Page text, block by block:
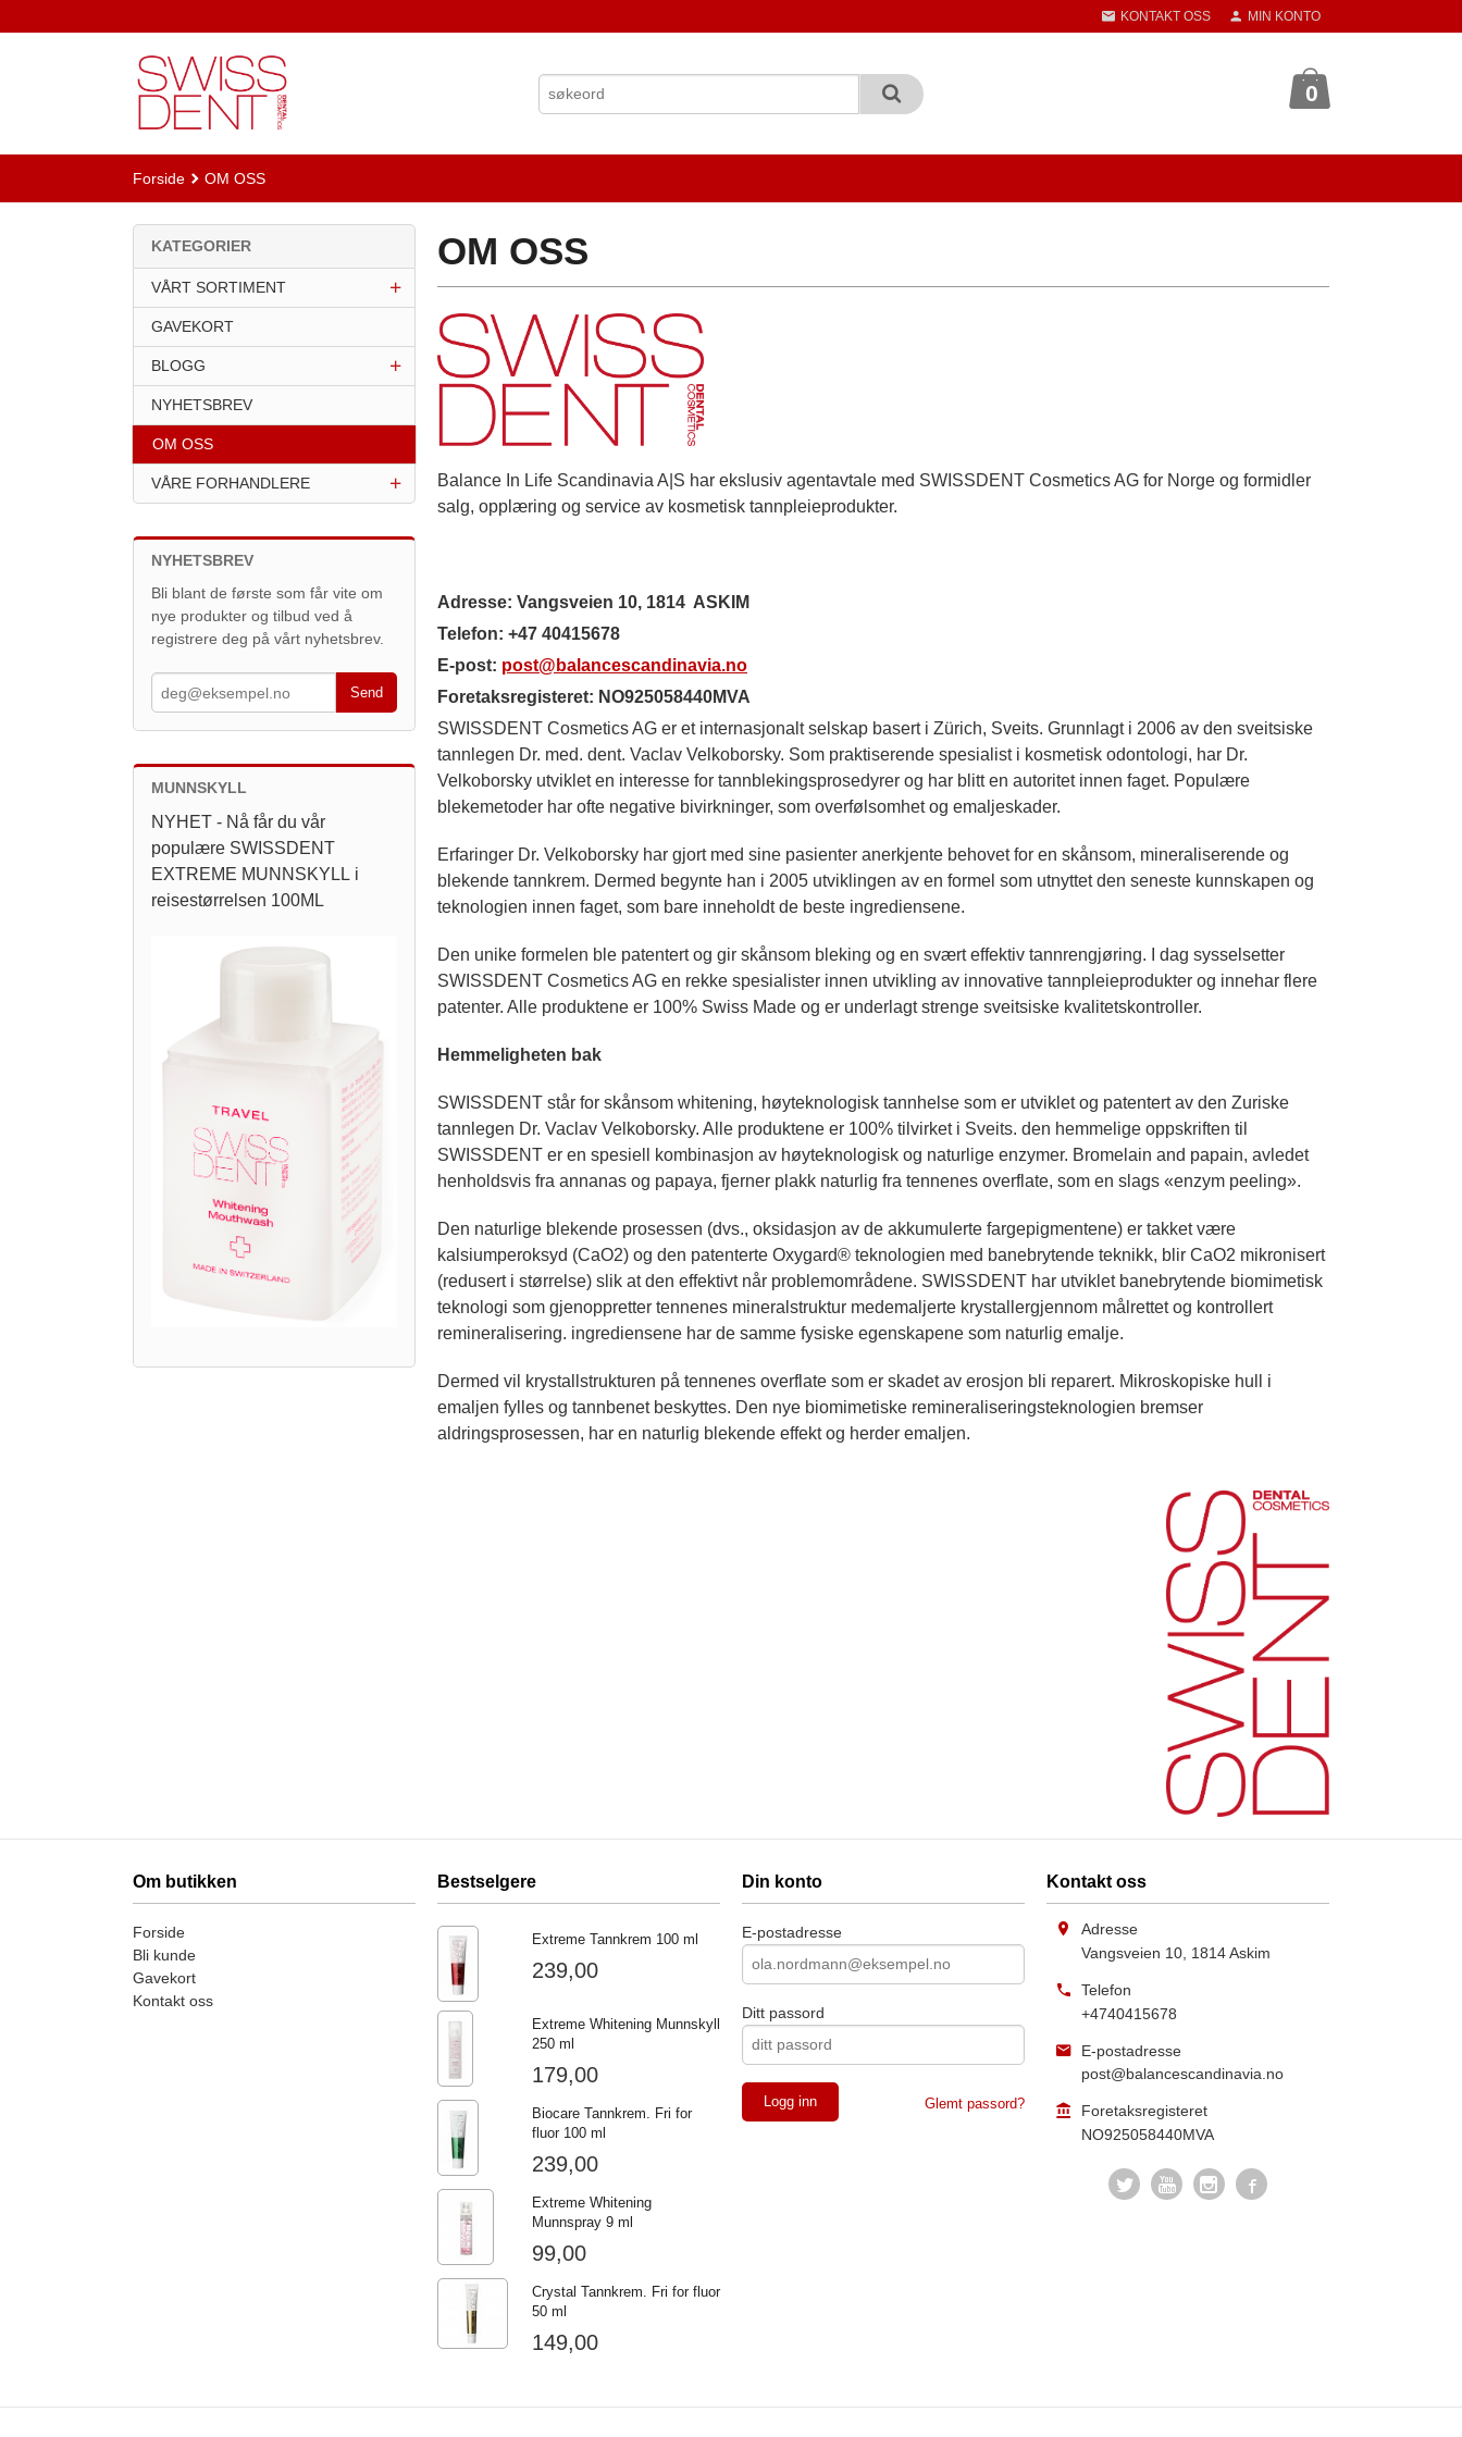
til
KONTAKT OSS MIN KONTO
0
Forside OM OSS
OM OSS
Balance In Life Scandinavia A|S har ekslusiv agentavtale med SWISSDENT Cosmetics AG for Norge og formidler
salg, opplæring og service av kosmetisk tannpleieprodukter.
Adresse: Vangsveien 10, 1814 ASKIM
Telefon: +47 40415678
E-post: post@balancescandinavia.no
Foretaksregisteret: NO925058440MVA
SWISSDENT Cosmetics AG er et internasjonalt selskap basert i Zürich, Sveits. Grunnlagt i 2006 av den sveitsiske
tannlegen Dr. med. dent. Vaclav Velkoborsky. Som praktiserende spesialist i kosmetisk odontologi, har Dr.
Velkoborsky utviklet en interesse for tannblekingsprosedyrer og har blitt en autoritet innen faget. Populære
blekemetoder har ofte negative bivirkninger, som overfølsomhet og emaljeskader.
Erfaringer Dr. Velkoborsky har gjort med sine pasienter anerkjente behovet for en skånsom, mineraliserende og
blekende tannkrem. Dermed begynte han i 2005 utviklingen av en formel som utnyttet den seneste kunnskapen og
teknologien innen faget, som bare inneholdt de beste ingrediensene.
Den unike formelen ble patentert og gir skånsom bleking og en svært effektiv tannrengjøring. I dag sysselsetter
SWISSDENT Cosmetics AG en rekke spesialister innen utvikling av innovative tannpleieprodukter og innehar flere
patenter. Alle produktene er 100% Swiss Made og er underlagt strenge sveitsiske kvalitetskontroller.
Hemmeligheten bak
SWISSDENT står for skånsom whitening, høyteknologisk tannhelse som er utviklet og patentert av den Zuriske
tannlegen Dr. Vaclav Velkoborsky. Alle produktene er 100% tilvirket i Sveits. den hemmelige oppskriften til
SWISSDENT er en spesiell kombinasjon av høyteknologisk og naturlige enzymer. Bromelain and papain, avledet
henholdsvis fra annanas og papaya, fjerner plakk naturlig fra tennenes overflate, som en slags «enzym peeling».
Den naturlige blekende prosessen (dvs., oksidasjon av de akkumulerte fargepigmentene) er takket være
kalsiumperoksyd (CaO2) og den patenterte Oxygard® teknologien med banebrytende teknikk, blir CaO2 mikronisert
(redusert i størrelse) slik at den effektivt når problemområdene. SWISSDENT har utviklet banebrytende biomimetisk
teknologi som gjenoppretter tennenes mineralstruktur medemaljerte krystallergjennom målrettet og kontrollert
remineralisering. ingrediensene har de samme fysiske egenskapene som naturlig emalje.
Dermed vil krystallstrukturen på tennenes overflate som er skadet av erosjon bli reparert. Mikroskopiske hull i
emaljen fylles og tannbenet beskyttes. Den nye biomimetiske remineraliseringsteknologien bremser
aldringsprosessen, har en naturlig blekende effekt og herder emaljen.
KATEGORIER
VÅRT SORTIMENT
GAVEKORT
BLOGG
NYHETSBREV
OM OSS
VÅRE FORHANDLERE
NYHETSBREV
Bli blant de første som får vite om
nye produkter og tilbud ved å
registrere deg på vårt nyhetsbrev.
MUNNSKYLL
NYHET - Nå får du vår
populære SWISSDENT
EXTREME MUNNSKYLL i
reisestørrelsen 100ML
Om butikken
Forside
Bli kunde
Gavekort
Kontakt oss
Bestselgere
Extreme Tannkrem 100 ml
239,00
Extreme Whitening Munnskyll
250 ml
179,00
Biocare Tannkrem. Fri for
fluor 100 ml
239,00
Extreme Whitening
Munnspray 9 ml
99,00
Crystal Tannkrem. Fri for fluor
50 ml
149,00
Din konto
E-postadresse
Ditt passord
Glemt passord?
Kontakt oss
Adresse
Vangsveien 10 1814Askim
Telefon
+4740415678
E-postadresse
post@balancescandinavia.no
Foretaksregisteret
NO925058440MVA